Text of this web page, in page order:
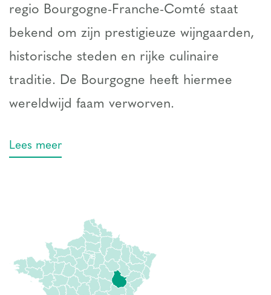
regio Bourgogne-Franche-Comté staat
bekend om zijn prestigieuze wijngaarden,
historische steden en rijke culinaire
traditie. De Bourgogne heeft hiermee
wereldwijd faam verworven.
Lees meer